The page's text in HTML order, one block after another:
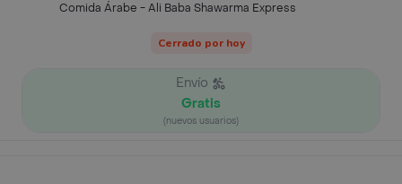
Comida Árabe - Ali Baba Shawarma Express
Cerrado por hoy
Envío
Gratis
(nuevos usuarios)